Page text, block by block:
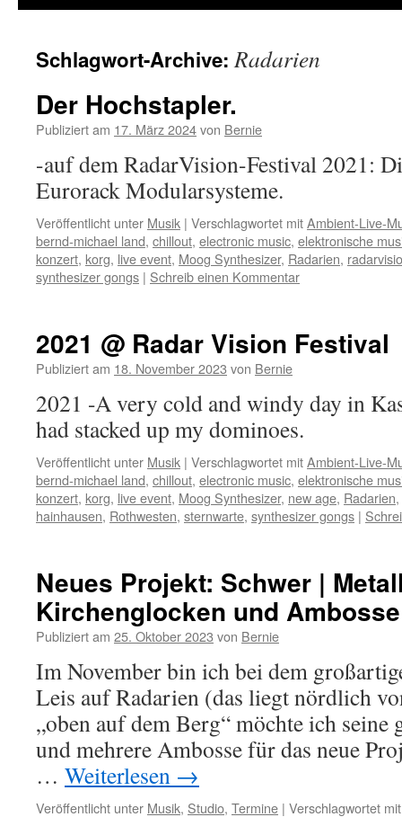
Schlagwort-Archive:Radarien
Der Hochstapler.
Publiziert am 17. März 2024von Bernie
-auf dem RadarVision-Festival 2021:
Eurorack Modularsysteme.
Veröffentlicht unter Musik | Verschlagwortet mitAmbient-Live-
bernd-michael land, chillout, electronic music, elektronische
konzert, korg, live event, Moog Synthesizer, Radarien,
synthesizer gongs | Schreib einen Kommentar
2021 @ Radar Vision Festival
Publiziert am 18. November 2023 von Bernie
2021 -A very cold and windy day in
had stacked up my dominoes.
Veröffentlicht unter Musik | Verschlagwortet mitAmbient-Live-
bernd-michael land, chillout, electronic music, elektronische
konzert, korg, live event, Moog Synthesizer, new age, Radarien,
hainhausen, Rothwesten, sternwarte, synthesizer gongs |
Neues Projekt: Schwer |
Kirchenglocken und Ambosse
Publiziert am 25. Oktober 2023 von Bernie
Im November bin ich bei dem
Leis auf Radarien (das liegt nördlich
„oben auf dem Berg“ möchte ich
und mehrere Ambosse für das neue
… Weiterlesen →
Veröffentlicht unter Musik, Studio, Termine | Verschlagwortet mit